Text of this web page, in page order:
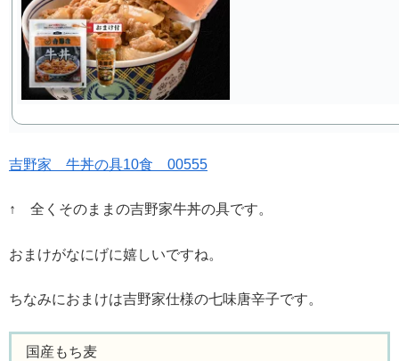
吉野家 牛丼の具10食 00555
↑ 全くそのままの吉野家牛丼の具です。
おまけがなにげに嬉しいですね。
ちなみにおまけは吉野家仕様の七味唐辛子です。
国産もち麦